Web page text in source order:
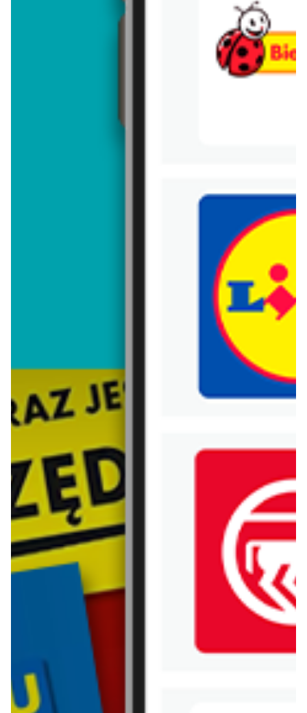
Trafiłeś na nieaktualną gazetkę
Zobacz aktualne gazetki Blix!
aktualna
Stokrotka
aktualna
Oferta od czwartku
WIĘCEJ GAZETEK